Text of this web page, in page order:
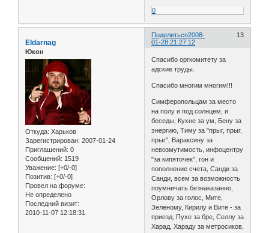
0
Поделиться 13
2008-
01-28 21:27:12
Eldarnag
Юкон
Откуда: Харьков
Зарегистрирован: 2007-01-24
Приглашений: 0
Сообщений: 1519
Уважение: [+0/-0]
Позитив: [+0/-0]
Провел на форуме:
Не определено
Последний визит:
2010-11-07 12:18:31
Спасибо оргкомитету за
адские труды.
Спасибо многим многим!!!
Симферопольцам за место
на полу и под солнцем, и
беседы, Кухне за ум, Бену за
энергию, Тиму за "прыг, прыг,
прыг", Вараксину за
невозмутимость, инфоцентру
"за кипяточек", гон и
пополнение счета, Санди за
Санди, всем за возможность
поумничать безнаказанно,
Орлову за голос, Мите,
Зеленому, Кирилу и Вите - за
приезд, Пухе за бре, Селлу за
Харад, Хараду за метросиков,